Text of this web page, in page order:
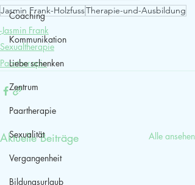
Coaching
Kommunikation
Liebe schenken
Zentrum
Paartherapie
Sexualität
Vergangenheit
Bildungsurlaub
Jasmin Frank-HolzfussTherapie-und-Ausbildung
-Jasmin Frank
Sexualtherapie
Paartherapie
Aktuelle Beiträge Alle ansehen